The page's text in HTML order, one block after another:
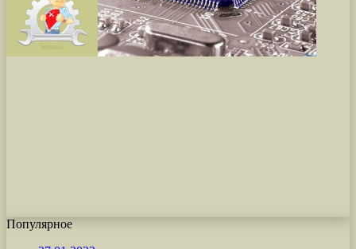
Популярное